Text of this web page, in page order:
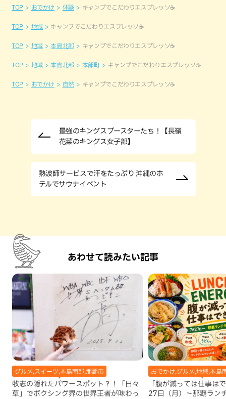
TOP おでかけ 体験 キャンプでこだわりエスプレッソ☕
TOP 地域 キャンプでこだわりエスプレッソ☕
TOP 地域 本島北部 キャンプでこだわりエスプレッソ☕
TOP 地域 本島北部 本部町 キャンプでこだわりエスプレッソ☕
TOP おでかけ 自然 キャンプでこだわりエスプレッソ☕
最強のキングスブースターたち！【長嶺
花菜のキングス女子部】
熱波師サービスで汗をたっぷり 沖縄のホ
テルでサウナイベント
あわせて読みたい記事
グルメ,スイーツ,本島南部,那覇市
牧志の隠れたパワースポット？！「日々
草」でボクシング界の世界王者が味わっ
おでかけ,グルメ,地域,本島
「腹が減っては仕事は
27日（月）〜那覇ラン